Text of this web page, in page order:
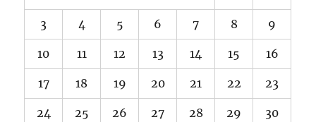
3 4 5 6 7 8 9
10 11 12 13 14 15 16
17 18 19 20 21 22 23
24 25 26 27 28 29 30